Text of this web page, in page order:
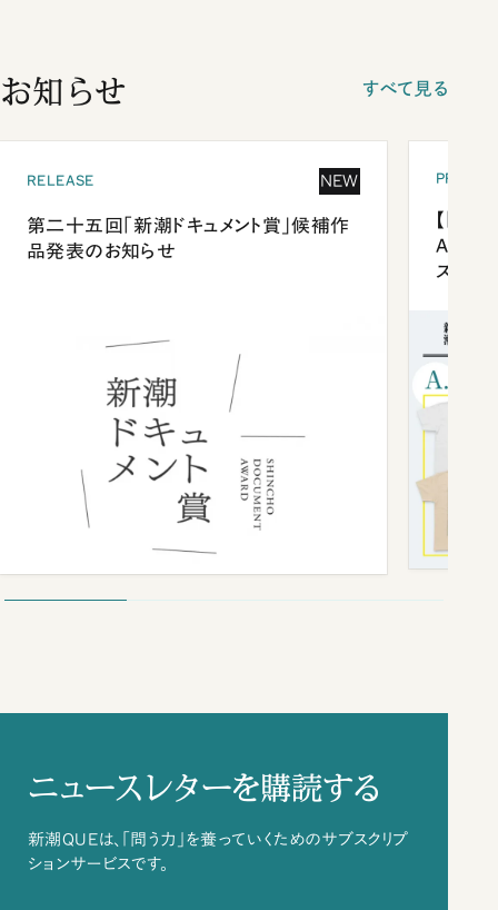
お知らせ すべて見る
RELEASE NEW
第二十五回「新潮ドキュメント賞」候補作
品発表のお知らせ
【「新
ズプレ
ニュースレターを購読する
新潮QUEは、「問う力」を養っていくためのサブスクリプ
ションサービスです。